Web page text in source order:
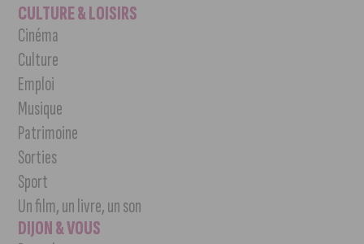
CULTURE & LOISIRS
Cinéma
Culture
Emploi
Musique
Patrimoine
Sorties
Sport
Un film, un livre, un son
DIJON & VOUS